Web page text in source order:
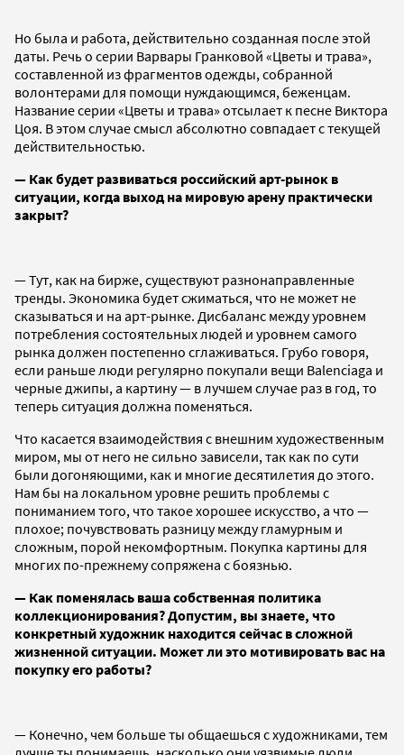
Но была и работа, действительно созданная после этой
даты. Речь о серии Варвары Гранковой «Цветы и трава»,
составленной из фрагментов одежды, собранной
волонтерами для помощи нуждающимся, беженцам.
Название серии «Цветы и трава» отсылает к песне Виктора
Цоя. В этом случае смысл абсолютно совпадает с текущей
действительностью.
— Как будет развиваться российский арт-рынок в
ситуации, когда выход на мировую арену практически
закрыт?
— Тут, как на бирже, существуют разнонаправленные
тренды. Экономика будет сжиматься, что не может не
сказываться и на арт-рынке. Дисбаланс между уровнем
потребления состоятельных людей и уровнем самого
рынка должен постепенно сглаживаться. Грубо говоря,
если раньше люди регулярно покупали вещи Balenciaga и
черные джипы, а картину — в лучшем случае раз в год, то
теперь ситуация должна поменяться.
Что касается взаимодействия с внешним художественным
миром, мы от него не сильно зависели, так как по сути
были догоняющими, как и многие десятилетия до этого.
Нам бы на локальном уровне решить проблемы с
пониманием того, что такое хорошее искусство, а что —
плохое; почувствовать разницу между гламурным и
сложным, порой некомфортным. Покупка картины для
многих по-прежнему сопряжена с боязнью.
— Как поменялась ваша собственная политика
коллекционирования? Допустим, вы знаете, что
конкретный художник находится сейчас в сложной
жизненной ситуации. Может ли это мотивировать вас на
покупку его работы?
— Конечно, чем больше ты общаешься с художниками, тем